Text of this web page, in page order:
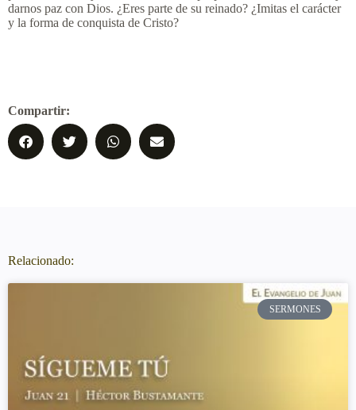
darnos paz con Dios. ¿Eres parte de su reinado? ¿Imitas el carácter
y la forma de conquista de Cristo?
Compartir:
Relacionado:
SERMONES